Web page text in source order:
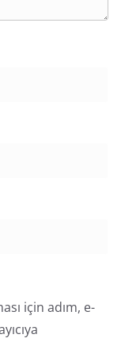
için adım, e-